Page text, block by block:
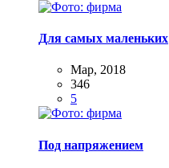
Для самых маленьких
Мар, 2018
346
5
Под напряжением